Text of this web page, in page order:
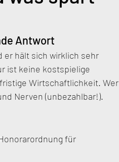
Antwort
er hält sich wirklich sehr
ist keine kostspielige
Wirtschaftlichkeit. Wer
Nerven (unbezahlbar!).
für